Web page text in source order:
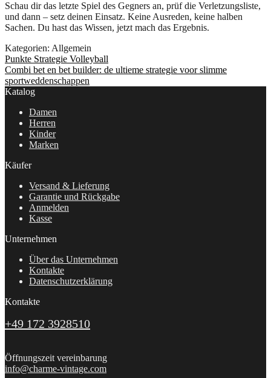
Schau dir das letzte Spiel des Gegners an, prüf die Verletzungsliste,
und dann – setz deinen Einsatz. Keine Ausreden, keine halben
Sachen. Du hast das Wissen, jetzt mach das Ergebnis.
Kategorien: Allgemein
Beitragsnavigation
Vorheriger
Beitrag:
Punkte Strategie Volleyball
Nächster
Beitrag:
Combi bet en bet builder: de ultieme strategie voor slimme
sportweddenschappen
Katalog
Damen
Herren
Kinder
Marken
Käufer
Versand & Lieferung
Garantie und Rückgabe
Anmelden
Kasse
Unternehmen
Über das Unternehmen
Kontakte
Datenschutzerklärung
Kontakte
+49 172 3928510
Öffnungszeit vereinbarung
info@charme-vintage.com